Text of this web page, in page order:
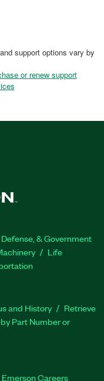
support options vary by
or renew support
& Government
Life
and History
Retrieve
Part Number or
Emerson Careers